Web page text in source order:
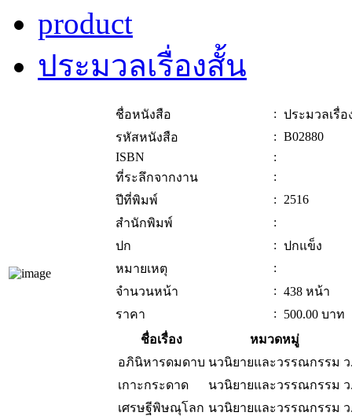
product
ประมวลเรื่องสั้น
ชื่อหนังสือ : ประมวลเรื่อ
รหัสหนังสือ
: B02880
ISBN
:
ที่ระลึกจากงาน
:
ปีที่พิมพ์
: 2516
สำนักพิมพ์
:
ปก
: ปกแข็ง
หมายเหตุ
:
จำนวนหน้า
: 438 หน้า
ราคา
: 500.00 บาท
ชื่อเรื่อง
หมวดหมู่
อภินิหารดมดาบ นวนิยายและวรรณกรรม
เกาะกระดาด
นวนิยายและวรรณกรรม
เศรษฐีพิษณุโลก นวนิยายและวรรณกรรม